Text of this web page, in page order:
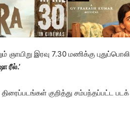
ஞாயிறு இரவு 7.30 மணிக்கு
ரீல்.’
திரைப்படங்கள் குறித்து சம்பந்தப்பட்ட